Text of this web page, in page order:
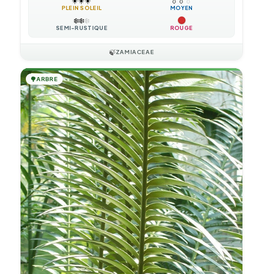
PLEIN SOLEIL MOYEN
❄️❄️❄️
SEMI-RUSTIQUE ROUGE
🍃ZAMIACEAE
🌳ARBRE